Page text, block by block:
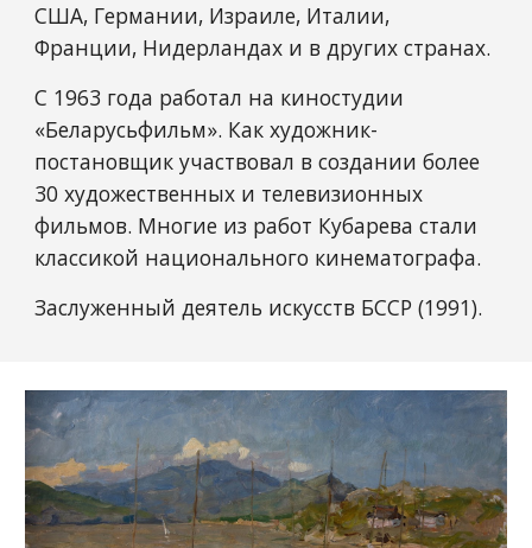
США, Германии, Израиле, Италии,
Франции, Нидерландах и в других странах.
С 1963 года работал на киностудии
«Беларусьфильм». Как художник-
постановщик участвовал в создании более
30 художественных и телевизионных
фильмов. Многие из работ Кубарева стали
классикой национального кинематографа.
Заслуженный деятель искусств БССР (1991).